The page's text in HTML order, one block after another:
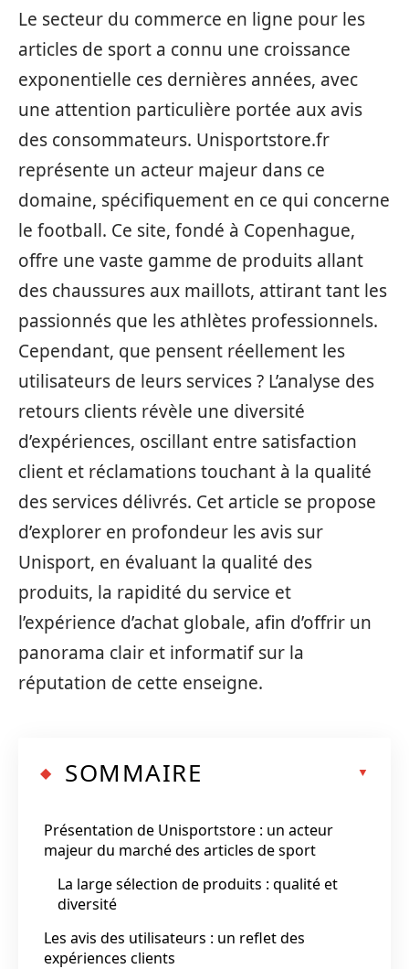
Le secteur du commerce en ligne pour les
articles de sport a connu une croissance
exponentielle ces dernières années, avec
une attention particulière portée aux avis
des consommateurs. Unisportstore.fr
représente un acteur majeur dans ce
domaine, spécifiquement en ce qui concerne
le football. Ce site, fondé à Copenhague,
offre une vaste gamme de produits allant
des chaussures aux maillots, attirant tant les
passionnés que les athlètes professionnels.
Cependant, que pensent réellement les
utilisateurs de leurs services ? L’analyse des
retours clients révèle une diversité
d’expériences, oscillant entre satisfaction
client et réclamations touchant à la qualité
des services délivrés. Cet article se propose
d’explorer en profondeur les avis sur
Unisport, en évaluant la qualité des
produits, la rapidité du service et
l’expérience d’achat globale, afin d’offrir un
panorama clair et informatif sur la
réputation de cette enseigne.
SOMMAIRE
Présentation de Unisportstore : un acteur
majeur du marché des articles de sport
La large sélection de produits : qualité et
diversité
Les avis des utilisateurs : un reflet des
expériences clients